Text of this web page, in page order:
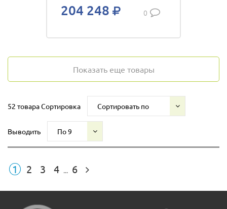
204 248 0
Показать еще товары
52 товараСортировка Сортировать по
Выводить По 9
1 2 3 4 ... 6